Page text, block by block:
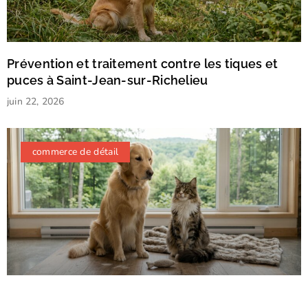
Prévention et traitement contre les tiques et
puces à Saint-Jean-sur-Richelieu
juin 22, 2026
commerce de détail